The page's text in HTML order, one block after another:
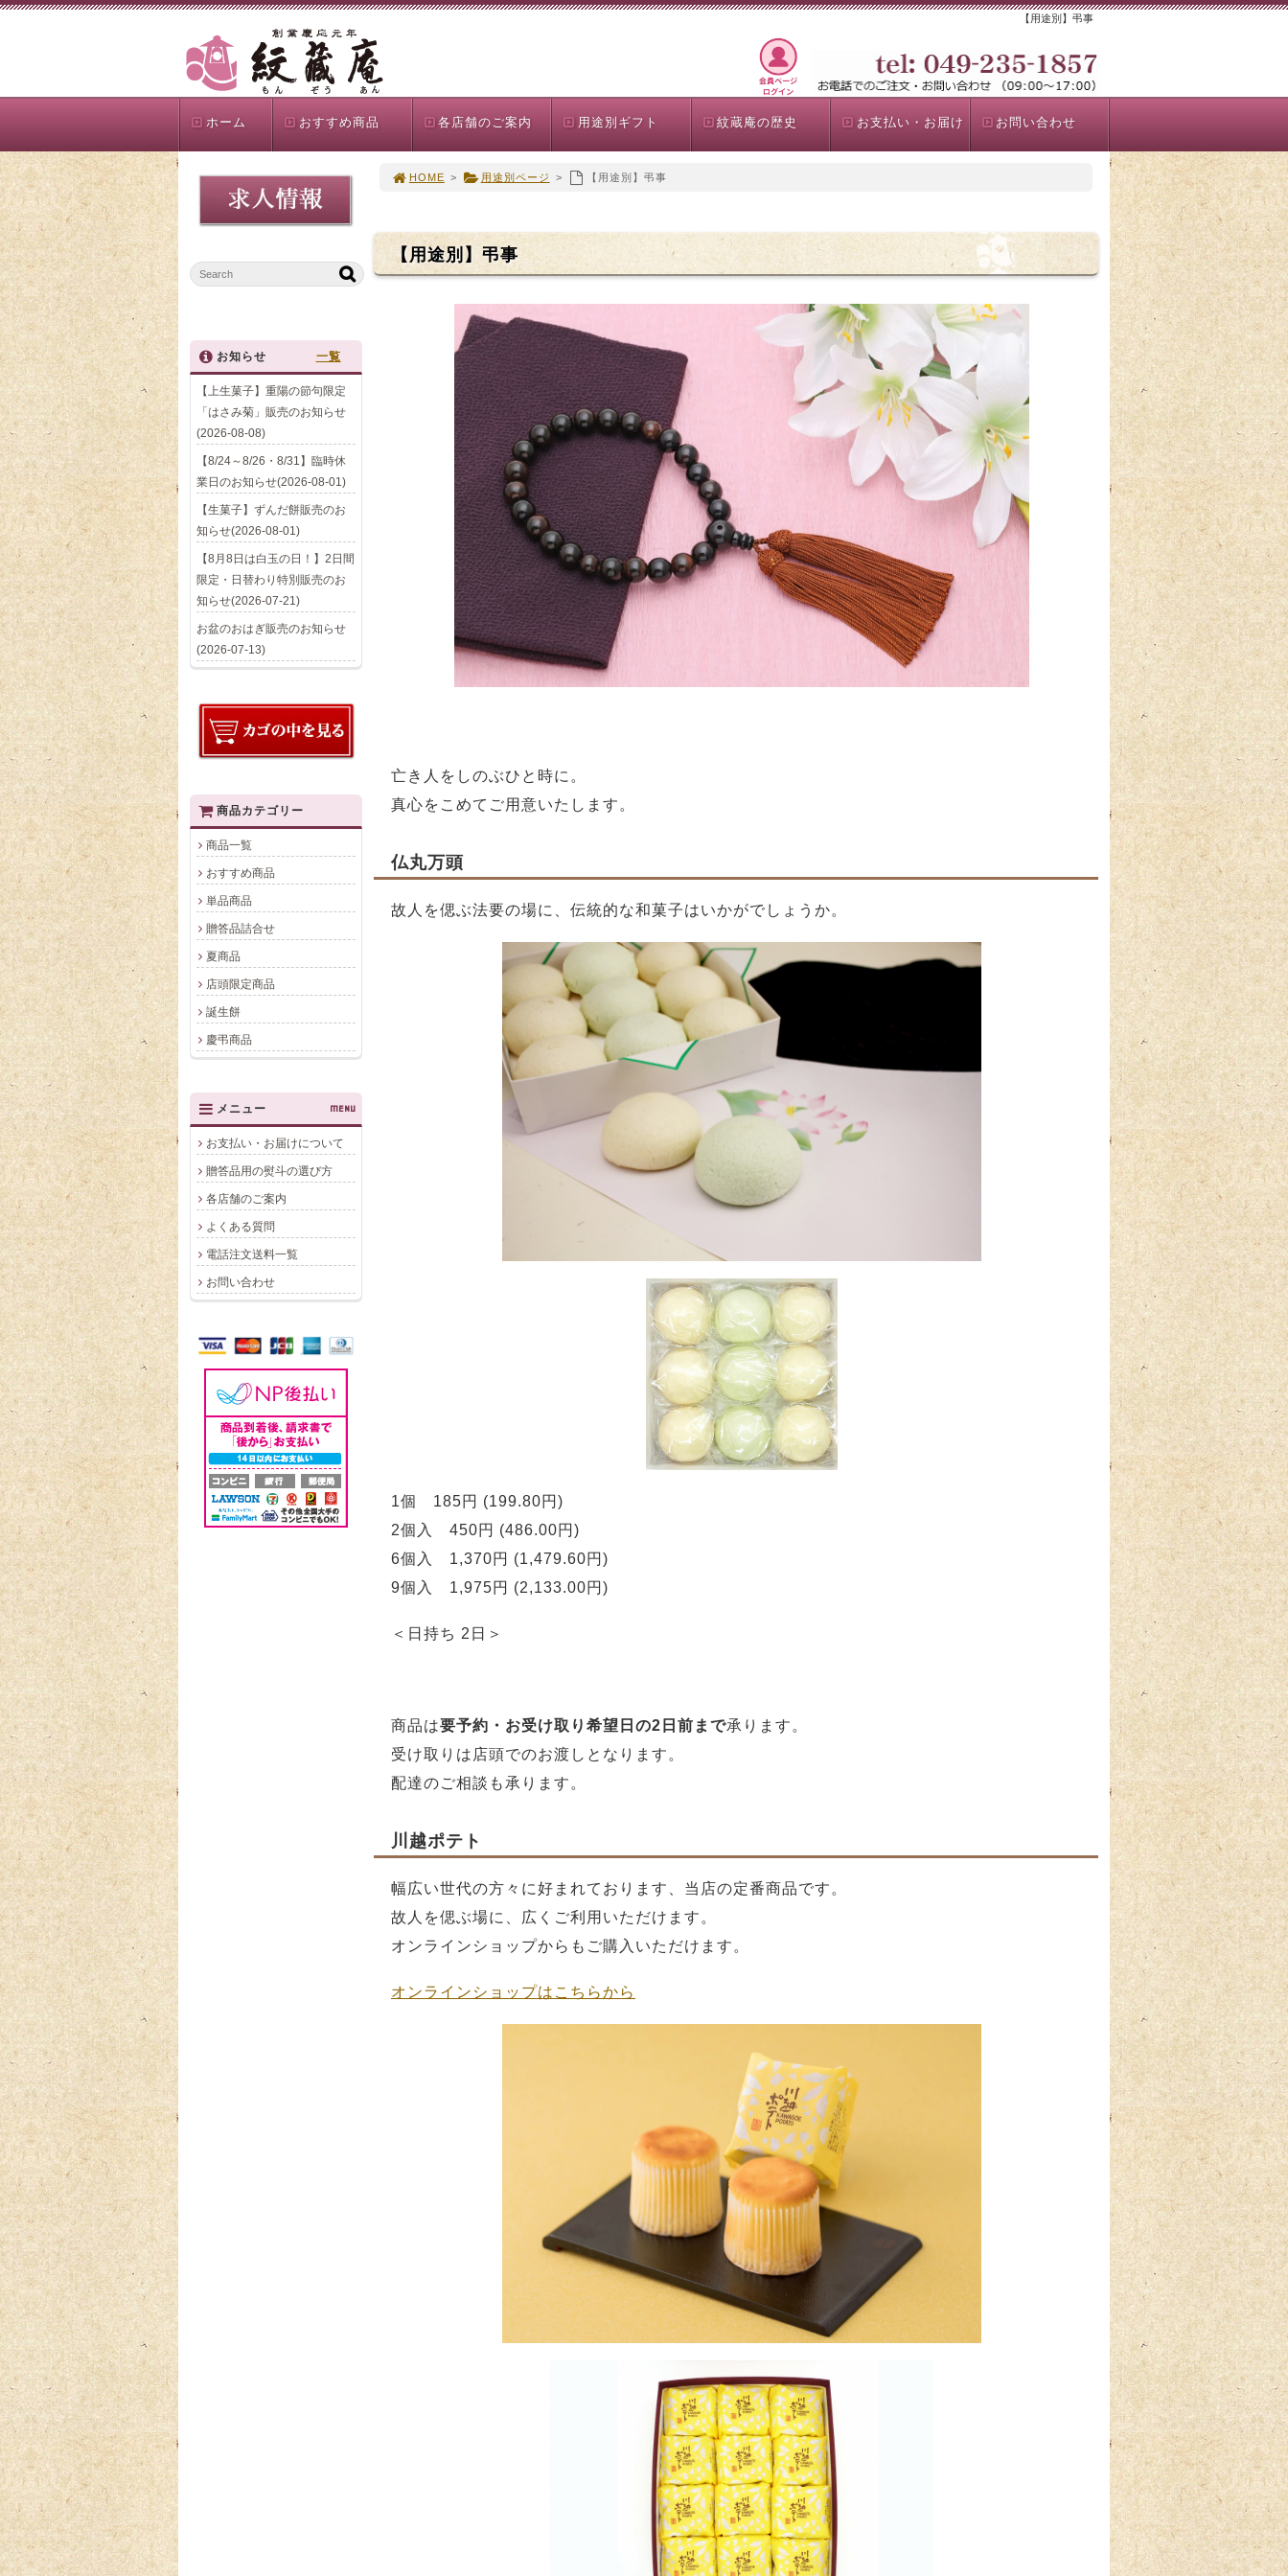
【用途別】弔事
ホーム おすすめ商品 各店舗のご案内 用途別ギフト 紋蔵庵の歴史 お支払い・お届け お問い合わせ
HOME > 用途別ページ > 【用途別】弔事
【用途別】弔事
亡き人をしのぶひと時に。
真心をこめてご用意いたします。
仏丸万頭
故人を偲ぶ法要の場に、伝統的な和菓子はいかがでしょうか。
1個 185円 (199.80円)
2個入 450円 (486.00円)
6個入 1,370円 (1,479.60円)
9個入 1,975円 (2,133.00円)
＜日持ち 2日＞
商品は要予約・お受け取り希望日の2日前まで承ります。
受け取りは店頭でのお渡しとなります。
配達のご相談も承ります。
川越ポテト
幅広い世代の方々に好まれております、当店の定番商品です。
故人を偲ぶ場に、広くご利用いただけます。
オンラインショップからもご購入いただけます。
オンラインショップはこちらから
お知らせ 一覧
【上生菓子】重陽の節句限定
「はさみ菊」販売のお知らせ
(2026-08-08)
【8/24～8/26・8/31】臨時休
業日のお知らせ(2026-08-01)
【生菓子】ずんだ餅販売のお
知らせ(2026-08-01)
【8月8日は白玉の日！】2日間
限定・日替わり特別販売のお
知らせ(2026-07-21)
お盆のおはぎ販売のお知らせ
(2026-07-13)
商品カテゴリー
商品一覧
おすすめ商品
単品商品
贈答品詰合せ
夏商品
店頭限定商品
誕生餅
慶弔商品
メニュー MENU
お支払い・お届けについて
贈答品用の熨斗の選び方
各店舗のご案内
よくある質問
電話注文送料一覧
お問い合わせ